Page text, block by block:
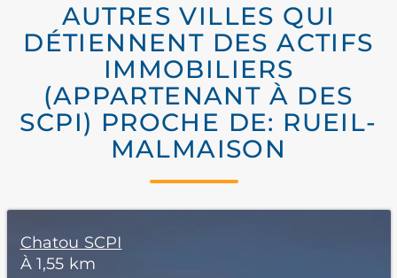
AUTRES VILLES QUI
DÉTIENNENT DES ACTIFS
IMMOBILIERS
(APPARTENANT À DES
SCPI) PROCHE DE: RUEIL-
MALMAISON
Chatou SCPI
À 1,55 km